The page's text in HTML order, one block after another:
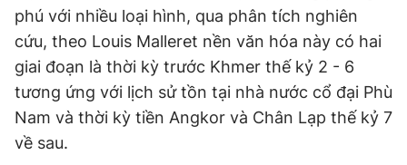
phú với nhiều loại hình, qua phân tích nghiên
cứu, theo Louis Malleret nền văn hóa này có hai
giai đoạn là thời kỳ trước Khmer thế kỷ 2 - 6
tương ứng với lịch sử tồn tại nhà nước cổ đại Phù
Nam và thời kỳ tiền Angkor và Chân Lạp thế kỷ 7
về sau.